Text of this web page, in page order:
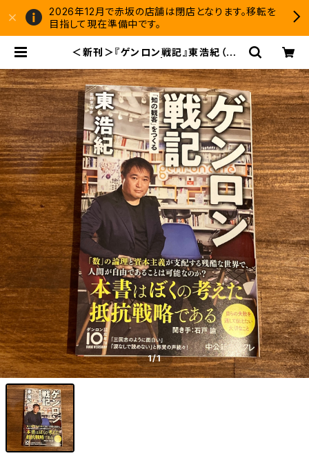
2026年12月で赤坂の店舗は閉店となります。移転を
目指して現在準備中です。
＜新刊＞『ゲンロン戦記』東浩紀（版
堂 書店
1/1